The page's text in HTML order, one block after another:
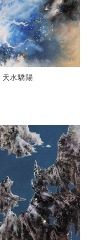
天水驕陽